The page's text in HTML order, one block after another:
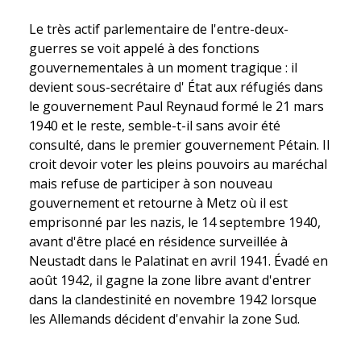
Le très actif parlementaire de l'entre-deux-
guerres se voit appelé à des fonctions
gouvernementales à un moment tragique : il
devient sous-secrétaire d' État aux réfugiés dans
le gouvernement Paul Reynaud formé le 21 mars
1940 et le reste, semble-t-il sans avoir été
consulté, dans le premier gouvernement Pétain. Il
croit devoir voter les pleins pouvoirs au maréchal
mais refuse de participer à son nouveau
gouvernement et retourne à Metz où il est
emprisonné par les nazis, le 14 septembre 1940,
avant d'être placé en résidence surveillée à
Neustadt dans le Palatinat en avril 1941. Évadé en
août 1942, il gagne la zone libre avant d'entrer
dans la clandestinité en novembre 1942 lorsque
les Allemands décident d'envahir la zone Sud.